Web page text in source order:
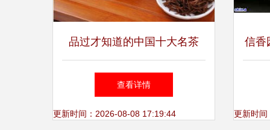
品过才知道的中国十大名茶
每一种都是茶中精品（下）
查看详情
更新时间：2026-08-08 17:19:44
信香
更新时